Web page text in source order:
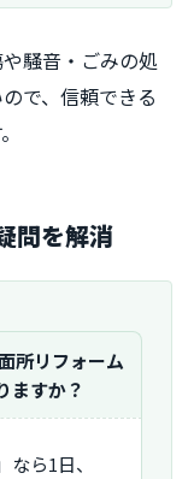
騒音・ごみの処
で、信頼できる
問を解消
所リフォーム
ますか？
ら1日、